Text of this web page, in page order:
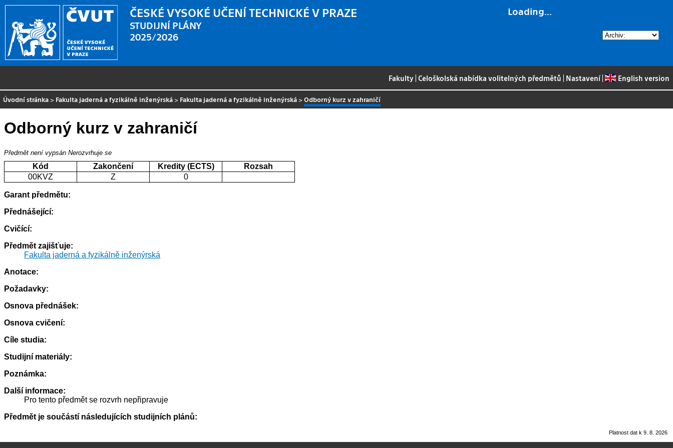
Loading...
ČESKÉ VYSOKÉ UČENÍ TECHNICKÉ V PRAZE
STUDIJNÍ PLÁNY
2025/2026
Fakulty |Celoškolská nabídka volitelných předmětů Nastavení| English version
Úvodní stránka > Fakulta jaderná a fyzikálně inženýrská > Fakulta jaderná a fyzikálně inženýrská >Odborný kurz v zahraničí
Odborný kurz v zahraničí
Předmět není vypsán Nerozvrhuje se
Kód Zakončení Kredity (ECTS)
Rozsah
00KVZ
Z 0
Garant předmětu:
Přednášející:
Cvičící:
Předmět zajišťuje:
Fakulta jaderná a fyzikálně inženýrská
Anotace:
Požadavky:
Osnova přednášek:
Osnova cvičení:
Cíle studia:
Studijní materiály:
Poznámka:
Další informace:
Pro tento předmět se rozvrh nepřipravuje
Předmět je součástí následujících studijních plánů:
Platnost dat k 9. 8. 2026